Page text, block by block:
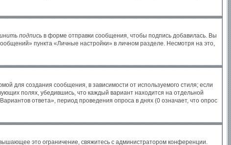
подпись в форме отправки сообщения, чтобы подпись добавилась. Вы
пункта «Личные настройки» в личном разделе. Несмотря на это,
для создания сообщения, в зависимости от используемого стиля; если
полях, убедившись, что каждый вариант находится на отдельной
ответа», период проведения опроса в днях (0 означает, что опрос
это ограничение, свяжитесь с администратором конференции.